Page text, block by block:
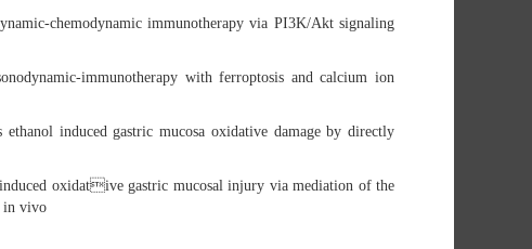
chemodynamic immunotherapy via PI3K/Akt signaling
immunotherapy with ferroptosis and calcium ion
induced gastric mucosa oxidative damage by directly
oxidative gastric mucosal injury via mediation of the
in vivo